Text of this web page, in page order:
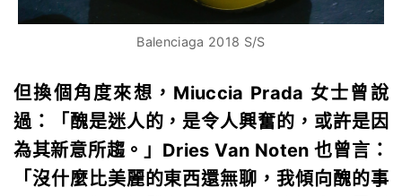
Balenciaga 2018 S/S
但換個角度來想，Miuccia Prada 女士曾說
過：「醜是迷人的，是令人興奮的，或許是因
為其新意所趨。」Dries Van Noten 也曾言：
「沒什麼比美麗的東西還無聊，我傾向醜的事